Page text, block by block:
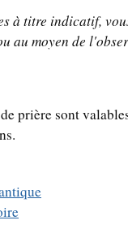
à titre indicatif,
au moyen de
prière sont